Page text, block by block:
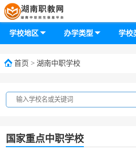
首页 > 湖南中职学校
学校地区 办学类型 学校
国家重点中职学校